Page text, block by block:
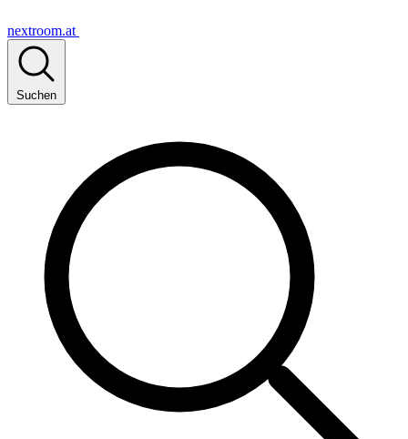
nextroom.at
Suchen